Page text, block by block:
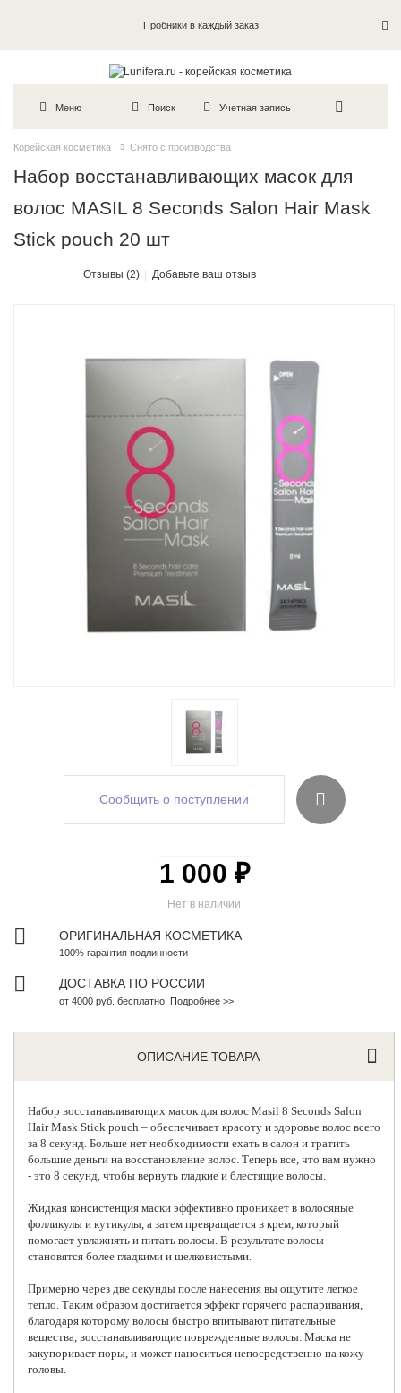
Пробники в каждый заказ
Меню Поиск Учетная запись
Корейская косметика Снято с производства
Набор восстанавливающих масок для
волос MASIL 8 Seconds Salon Hair Mask
Stick pouch 20 шт
Отзывы (2) Добавьте ваш отзыв
Сообщить о поступлении
Нет в наличии
1 000 ₽
ОРИГИНАЛЬНАЯ КОСМЕТИКА
100% гарантия подлинности
ДОСТАВКА ПО РОССИИ
от 4000 руб. бесплатно. Подробнее >>
ОПИСАНИЕ ТОВАРА
Набор восстанавливающих масок для волосMasil 8 Seconds Salon
Hair Mask Stick pouch – обеспечивает красоту и здоровье волос всего
за 8 секунд. Больше нет необходимости ехать в салон и тратить
большие деньги на восстановление волос. Теперь все, что вам нужно
- это 8 секунд, чтобы вернуть гладкие и блестящие волосы.
Жидкая консистенция маски эффективно проникает в волосяные
фолликулы и кутикулы, а затем превращается в крем, который
помогает увлажнять и питать волосы. В результате волосы
становятся более гладкими и шелковистыми.
Примерно через две секунды после нанесения вы ощутите легкое
тепло. Таким образом достигается эффект горячего распаривания,
благодаря которому волосы быстро впитывают питательные
вещества, восстанавливающие поврежденные волосы. Маска не
закупоривает поры, и может наноситься непосредственно на кожу
головы.